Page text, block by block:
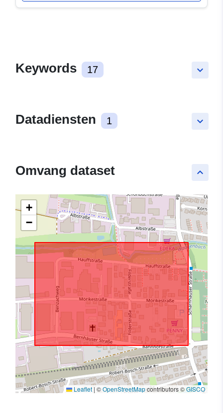
keyboard_arrow_down
Keywords 17
keyboard_arrow_down
Datadiensten 1
keyboard_arrow_up
Omvang dataset
+
−
Leaflet | ©OpenStreetMapcontributors ©GISCO